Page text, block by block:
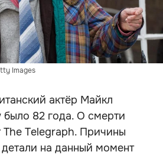
Images
актёр Майкл
82 года. О смерти
The Telegraph. Причины
на данный момент